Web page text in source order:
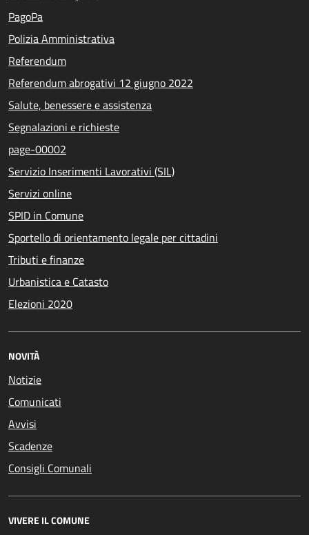
PagoPa
Polizia Amministrativa
Referendum
Referendum abrogativi 12 giugno 2022
Salute, benessere e assistenza
Segnalazioni e richieste
page-00002
Servizio Inserimenti Lavorativi (SIL)
Servizi online
SPID in Comune
Sportello di orientamento legale per cittadini
Tributi e finanze
Urbanistica e Catasto
Elezioni 2020
NOVITÀ
Notizie
Comunicati
Avvisi
Scadenze
Consigli Comunali
VIVERE IL COMUNE